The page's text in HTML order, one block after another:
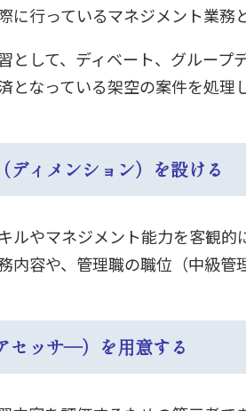
に行っているマネジメント業務
として、ディベート、グループ
となっている架空の案件を処理
ディメンション）を設ける
ルやマネジメント能力を客観的
内容や、管理職の職位（中級管
セッサ―）を用意する